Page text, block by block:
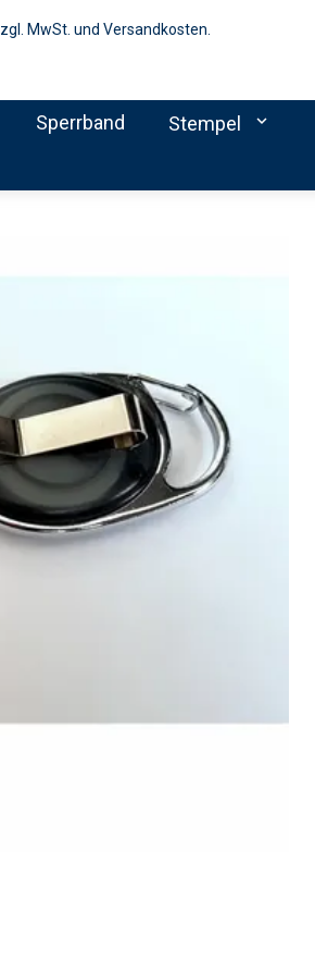
MwSt. und Versandkosten.
Sperrband Stempel expand_more